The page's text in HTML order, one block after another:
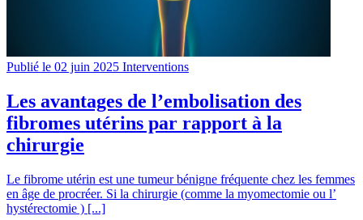
Publié le 02 juin 2025 Interventions
Les avantages de l’embolisation des
fibromes utérins par rapport à la
chirurgie
Le fibrome utérin est une tumeur bénigne fréquente chez les femmes
en âge de procréer. Si la chirurgie (comme la myomectomie ou l’
hystérectomie ) [...]